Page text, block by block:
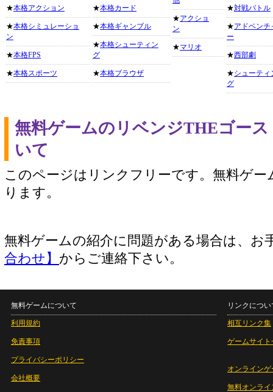
★本格アクション
★本格シミュレーショ
ン
★本格FPS
★本格スポーツ
★本格カード
★本格ギャンブル
★本格シューティン
グ
★本格ブラウザ
★アクショ
ン
★マリオ
★対戦バトル
★アドベンチ
ー
★西部劇
★シューティ
グ
無料ゲームのリベンジTHEゴー
いて
このページはリンクフリーです。無料ゲー
ります。
無料ゲームの紹介に問題がある場合は、お
合わせ】 からご連絡下さい。
無料ゲームについて
利用規約
免責事項
プライバシーポリシー
会社概要
リンクについ
相互リンク集
ゲームサイト
オンラインゲ
無料オンライ